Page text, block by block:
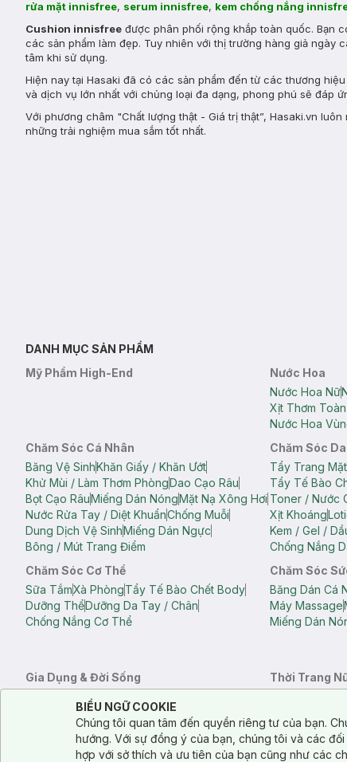
rửa mặt innisfree, serum innisfree, kem chống nắng
Cushion innisfree được phân phối rộng khắp toàn quốc. Bạn
các sản phẩm làm đẹp. Tuy nhiên với thị trường hàng giả ngày
tâm khi sử dụng.
Hiện nay tại Hasaki đã có các sản phẩm đến từ các thương
và dịch vụ lớn nhất với chủng loại đa dạng, phong phú sẽ đáp
Với phương châm "Chất lượng thật - Giá trị thật”, Hasaki.vn
những trải nghiệm mua sắm tốt nhất.
DANH MỤC SẢN PHẨM
Mỹ Phẩm High-End
Nước Hoa
Nước Hoa Nữ
Xịt Thơm
Nước Hoa
Chăm Sóc Cá Nhân
Băng Vệ SinhKhăn Giấy / Khăn Ướt
Khử Mùi / Làm Thơm PhòngDao Cạo Râu
Bọt Cạo RâuMiếng Dán NóngMặt Nạ Xông Hơi
Nước Rửa Tay / Diệt KhuẩnChống Muỗi
Dung Dịch Vệ SinhMiếng Dán Ngực
Bông / Mút Trang Điểm
Chăm Sóc
Tẩy Trang Mặt
Tẩy Tế Bào
Toner / Nước
Xịt Khoáng
Kem / Gel /
Chống Nắng
Chăm Sóc Cơ Thể
Sữa TắmXà PhòngTẩy Tế Bào Chết Body
Dưỡng ThểDưỡng Da Tay / Chân
Chống Nắng Cơ Thể
Chăm Sóc
Băng Dán Cá
Máy Massage
Miếng Dán
Gia Dụng & Đời Sống
Bông Tắm / Phụ Kiện Tắm
Phụ Kiện Điện Thoại Quạt Cầm Tay / Quạt Mini
Khử Mùi / Làm Thơm PhòngNước GiặtNước Xả
Thời Trang
Quần Lót Nữ
Túi Xách
Cookie Consent
Notice about cookies usage
BIỂU NGỮ COOKIE
Chúng tôi quan tâm đến quyền riêng tư của bạn.
hướng. Với sự đồng ý của bạn, chúng tôi và các
hợp với sở thích và ưu tiên của bạn cũng như các